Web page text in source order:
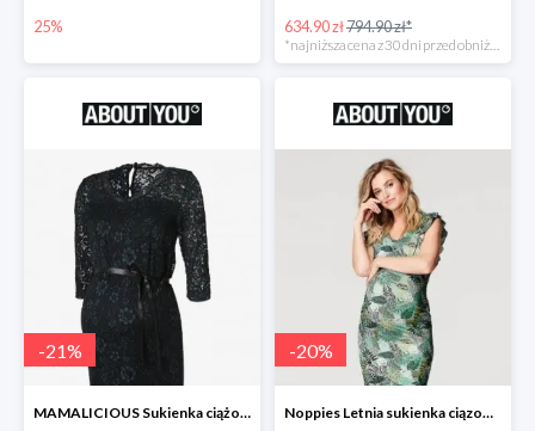
25% 634.90 zł794.90 zł*
*najniższa cena z 30 dni przed obniżką
-21%
MAMALICIOUS Sukienka ciążowa -21%
-20%
Noppies Letnia sukienka ciązowa 'Belle' -20%